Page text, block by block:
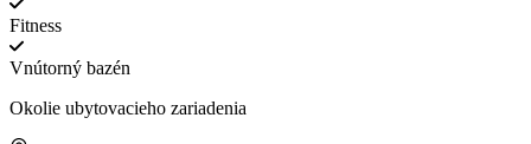
Fitness
Vnútorný bazén
Okolie ubytovacieho zariadenia